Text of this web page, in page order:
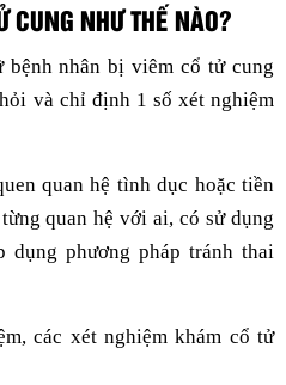
CUNG NHƯ THẾ NÀO?
nhân bị viêm cổ tử cung
và chỉ định 1 số xét nghiệm
quan hệ tình dục hoặc tiền
quan hệ với ai, có sử dụng
dụng phương pháp tránh thai
các xét nghiệm khám cổ tử